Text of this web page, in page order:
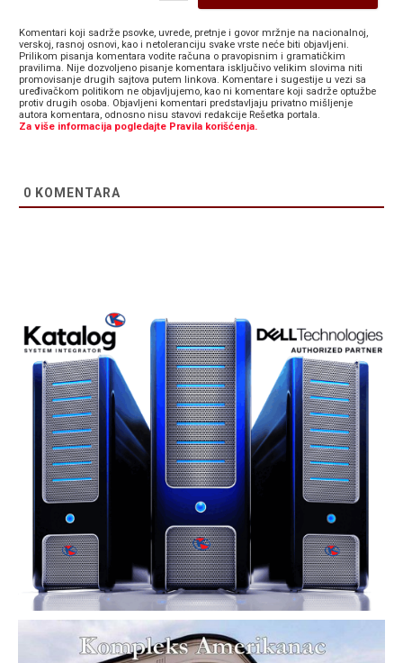
Komentari koji sadrže psovke, uvrede, pretnje i govor mržnje na nacionalnoj,
verskoj, rasnoj osnovi, kao i netoleranciju svake vrste neće biti objavljeni.
Prilikom pisanja komentara vodite računa o pravopisnim i gramatičkim
pravilima. Nije dozvoljeno pisanje komentara isključivo velikim slovima niti
promovisanje drugih sajtova putem linkova. Komentare i sugestije u vezi sa
uređivačkom politikom ne objavljujemo, kao ni komentare koji sadrže optužbe
protiv drugih osoba. Objavljeni komentari predstavljaju privatno mišljenje
autora komentara, odnosno nisu stavovi redakcije Rešetka portala.
Za više informacija pogledajte Pravila korišćenja.
0 KOMENTARA